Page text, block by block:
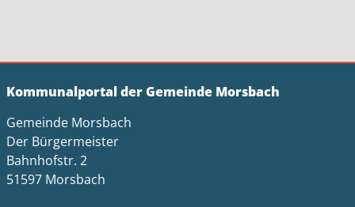
Kommunalportal der Gemeinde Morsbach
Gemeinde Morsbach
Der Bürgermeister
Bahnhofstr. 2
51597 Morsbach